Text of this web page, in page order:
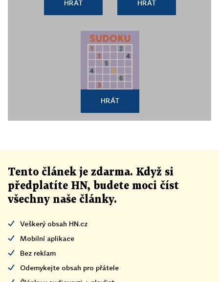
HRÁT HRÁT
HRÁT
Tento článek je zdarma. Když si
předplatíte HN, budete moci číst
všechny naše články.
Veškerý obsah HN.cz
Mobilní aplikace
Bez reklam
Odemykejte obsah pro přátele